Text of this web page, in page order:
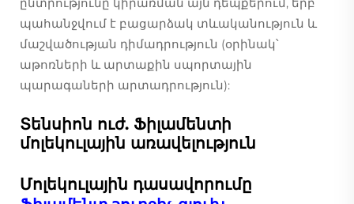
պահանջվում է բացարձակ տևականություն և
մաշվածության դիմադրություն (օրինակ՝
աթոռների և արտաքին սպորտային
պարագաների արտադրություն):
Տենսիոն ուժ. Ֆիլամենտի
մոլեկուլային առավելություն
Մոլեկուլային դասավորումը